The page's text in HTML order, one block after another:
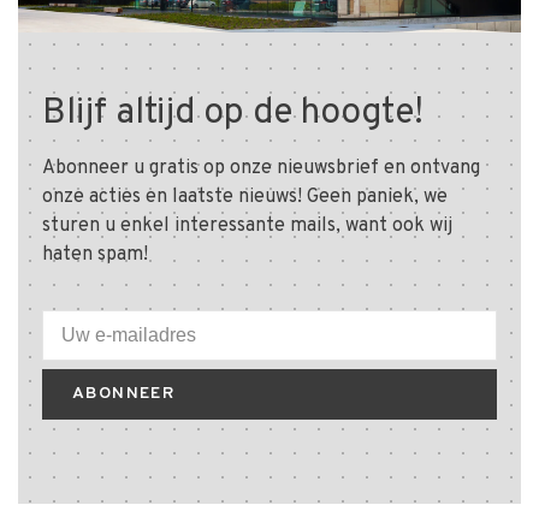
Blijf altijd op de hoogte!
Abonneer u gratis op onze nieuwsbrief en ontvang
onze acties en laatste nieuws! Geen paniek, we
sturen u enkel interessante mails, want ook wij
haten spam!
ABONNEER